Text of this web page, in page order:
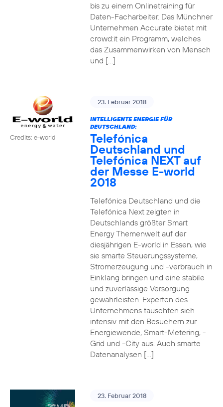
bis zu einem Onlinetraining für
Daten-Facharbeiter. Das Münchner
Unternehmen Accurate bietet mit
crowd:it ein Programm, welches
das Zusammenwirken von Mensch
und […]
Credits: e-world
23. Februar 2018
INTELLIGENTE ENERGIE FÜR
DEUTSCHLAND:
Telefónica
Deutschland und
Telefónica NEXT auf
der Messe E-world
2018
Telefónica Deutschland und die
Telefónica Next zeigten in
Deutschlands größter Smart
Energy Themenwelt auf der
diesjährigen E-world in Essen, wie
sie smarte Steuerungssysteme,
Stromerzeugung und -verbrauch in
Einklang bringen und eine stabile
und zuverlässige Versorgung
gewährleisten. Experten des
Unternehmens tauschten sich
intensiv mit den Besuchern zur
Energiewende, Smart-Metering, -
Grid und -City aus. Auch smarte
Datenanalysen […]
23. Februar 2018